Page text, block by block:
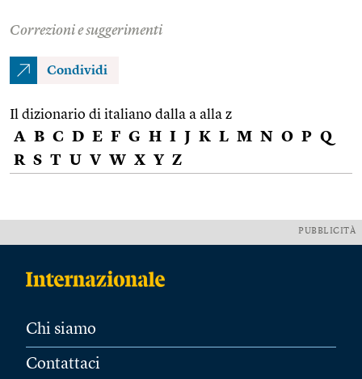
Correzioni e suggerimenti
Condividi
Il dizionario di italiano dalla a alla z
A B C D E F G H I J K L M N O P Q
R S T U V W X Y Z
PUBBLICITÀ
Chi siamo
Contattaci